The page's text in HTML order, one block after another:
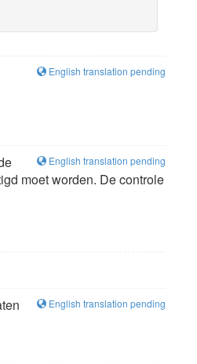
English translation pending
English translation pending
moet worden. De controle
English translation pending